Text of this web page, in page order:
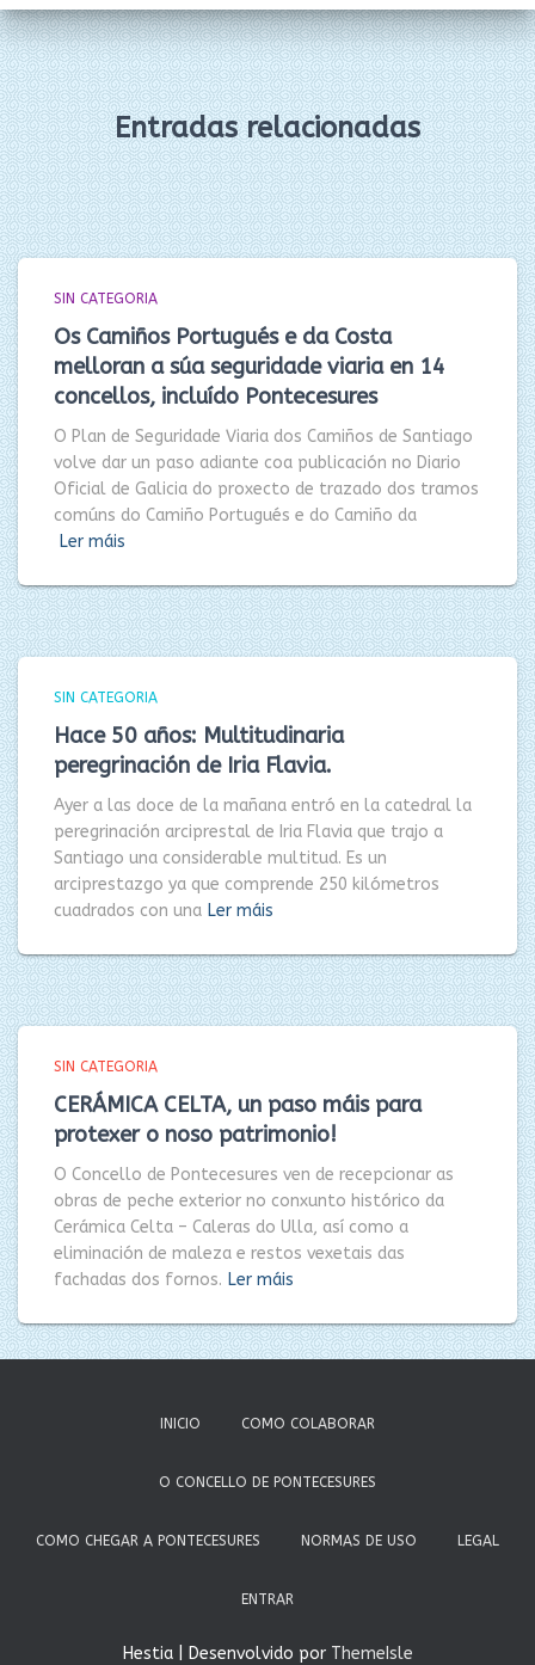
Entradas relacionadas
SIN CATEGORIA
Os Camiños Portugués e da Costa
melloran a súa seguridade viaria en 14
concellos, incluído Pontecesures
O Plan de Seguridade Viaria dos Camiños de Santiago
volve dar un paso adiante coa publicación no Diario
Oficial de Galicia do proxecto de trazado dos tramos
comúns do Camiño Portugués e do Camiño da
Ler máis
SIN CATEGORIA
Hace 50 años: Multitudinaria
peregrinación de Iria Flavia.
Ayer a las doce de la mañana entró en la catedral la
peregrinación arciprestal de Iria Flavia que trajo a
Santiago una considerable multitud. Es un
arciprestazgo ya que comprende 250 kilómetros
cuadrados con una Ler máis
SIN CATEGORIA
CERÁMICA CELTA, un paso máis para
protexer o noso patrimonio!
O Concello de Pontecesures ven de recepcionar as
obras de peche exterior no conxunto histórico da
Cerámica Celta – Caleras do Ulla, así como a
eliminación de maleza e restos vexetais das
fachadas dos fornos. Ler máis
INICIO COMO COLABORAR
O CONCELLO DE PONTECESURES
COMO CHEGAR A PONTECESURES NORMAS DE USO LEGAL
ENTRAR
Hestia | Desenvolvido por ThemeIsle